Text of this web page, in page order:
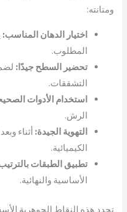
ومتانته:
اختيار الدهان المناسب:
المطلوب.
تحضير السطح جيدًا:
التشققات.
استخدام الأدوات
الرش.
التهوية الجيدة: أثناء
الكيميائية.
تطبيق الطبقات
الأساسية والنهائية.
تحدد هذه النقاط الجوهرية